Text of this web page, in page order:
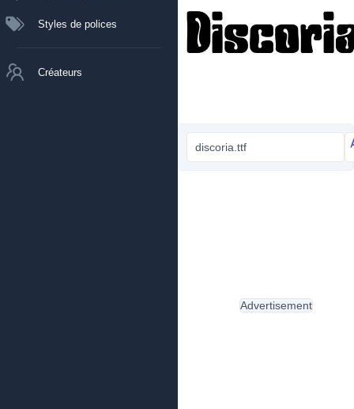
Styles de polices
Créateurs
discoria.ttf
Advertisement